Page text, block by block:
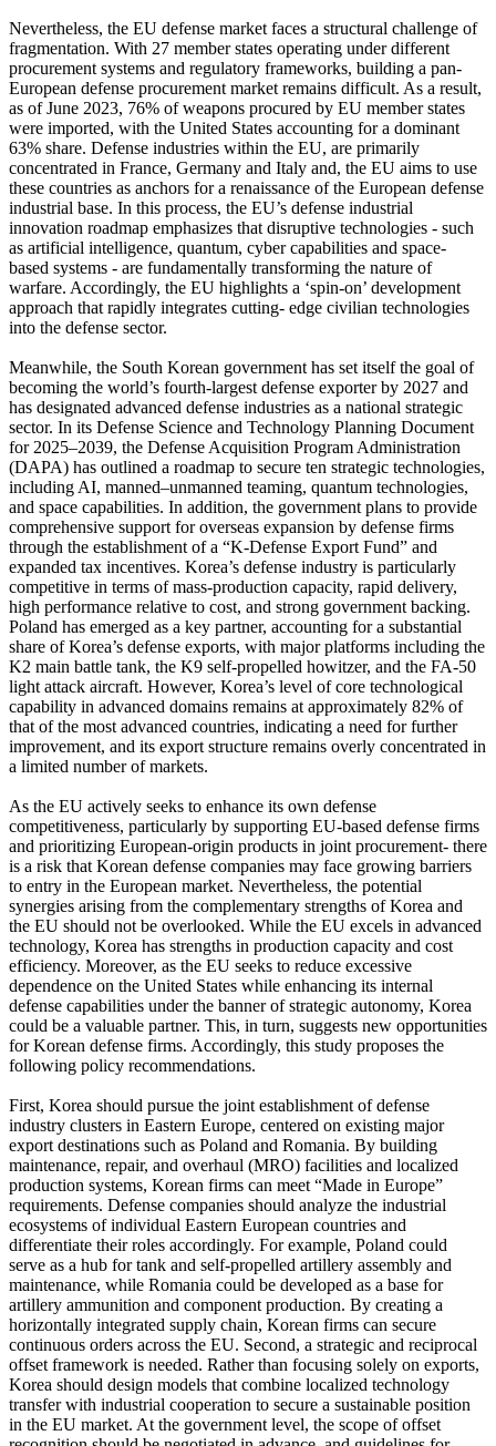
Nevertheless, the EU defense market faces a structural challenge of
fragmentation. With 27 member states operating under different
procurement systems and regulatory frameworks, building a pan-
European defense procurement market remains difficult. As a result,
as of June 2023, 76% of weapons procured by EU member states
were imported, with the United States accounting for a dominant
63% share. Defense industries within the EU, are primarily
concentrated in France, Germany and Italy and, the EU aims to use
these countries as anchors for a renaissance of the European defense
industrial base. In this process, the EU’s defense industrial
innovation roadmap emphasizes that disruptive technologies - such
as artificial intelligence, quantum, cyber capabilities and space-
based systems - are fundamentally transforming the nature of
warfare. Accordingly, the EU highlights a ‘spin-on’ development
approach that rapidly integrates cutting- edge civilian technologies
into the defense sector.
Meanwhile, the South Korean government has set itself the goal of
becoming the world’s fourth-largest defense exporter by 2027 and
has designated advanced defense industries as a national strategic
sector. In its Defense Science and Technology Planning Document
for 2025–2039, the Defense Acquisition Program Administration
(DAPA) has outlined a roadmap to secure ten strategic technologies,
including AI, manned–unmanned teaming, quantum technologies,
and space capabilities. In addition, the government plans to provide
comprehensive support for overseas expansion by defense firms
through the establishment of a “K-Defense Export Fund” and
expanded tax incentives. Korea’s defense industry is particularly
competitive in terms of mass-production capacity, rapid delivery,
high performance relative to cost, and strong government backing.
Poland has emerged as a key partner, accounting for a substantial
share of Korea’s defense exports, with major platforms including the
K2 main battle tank, the K9 self-propelled howitzer, and the FA-50
light attack aircraft. However, Korea’s level of core technological
capability in advanced domains remains at approximately 82% of
that of the most advanced countries, indicating a need for further
improvement, and its export structure remains overly concentrated in
a limited number of markets.
As the EU actively seeks to enhance its own defense
competitiveness, particularly by supporting EU-based defense firms
and prioritizing European-origin products in joint procurement- there
is a risk that Korean defense companies may face growing barriers
to entry in the European market. Nevertheless, the potential
synergies arising from the complementary strengths of Korea and
the EU should not be overlooked. While the EU excels in advanced
technology, Korea has strengths in production capacity and cost
efficiency. Moreover, as the EU seeks to reduce excessive
dependence on the United States while enhancing its internal
defense capabilities under the banner of strategic autonomy, Korea
could be a valuable partner. This, in turn, suggests new opportunities
for Korean defense firms. Accordingly, this study proposes the
following policy recommendations.
First, Korea should pursue the joint establishment of defense
industry clusters in Eastern Europe, centered on existing major
export destinations such as Poland and Romania. By building
maintenance, repair, and overhaul (MRO) facilities and localized
production systems, Korean firms can meet “Made in Europe”
requirements. Defense companies should analyze the industrial
ecosystems of individual Eastern European countries and
differentiate their roles accordingly. For example, Poland could
serve as a hub for tank and self-propelled artillery assembly and
maintenance, while Romania could be developed as a base for
artillery ammunition and component production. By creating a
horizontally integrated supply chain, Korean firms can secure
continuous orders across the EU. Second, a strategic and reciprocal
offset framework is needed. Rather than focusing solely on exports,
Korea should design models that combine localized technology
transfer with industrial cooperation to secure a sustainable position
in the EU market. At the government level, the scope of offset